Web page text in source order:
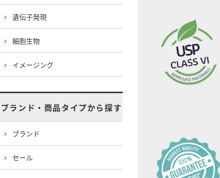
遺伝子発現
細胞生物
イメージング
ブランド・商品タイプから探す
ブランド
セール